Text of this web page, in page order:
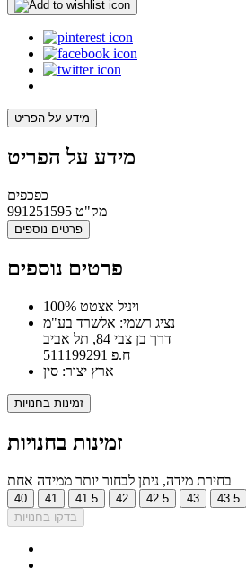
מידע על הפריט
מידע על הפריט
כפכפים
מק"ט 991251595
פרטים נוספים
פרטים נוספים
100% ויניל אצטט
נציג רשמי: אלשרד בע"מ
דרך בן צבי 84, תל אביב
ח.פ 511199291
ארץ יצור: סין
זמינות בחנויות
זמינות בחנויות
בחירת מידה, ניתן לבחור יותר ממידה אחת
40 41 41.5 42 42.5 43 43.5
בדקו בחנויות